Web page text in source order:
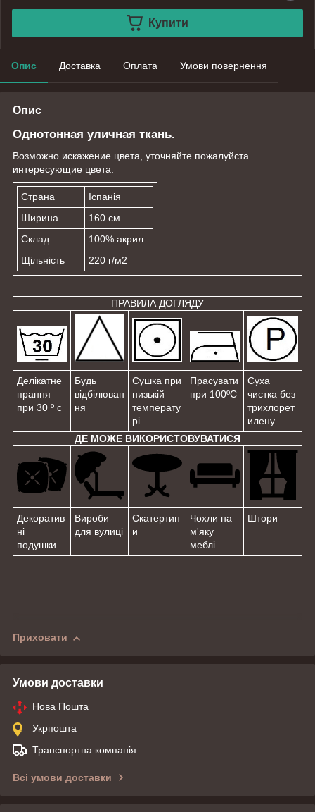
Купити
Опис Доставка Оплата Умови повернення
Опис
Однотонная уличная ткань.
Возможно искажение цвета, уточняйте пожалуйста
интересующие цвета.
Страна
Іспанія
Ширина
160 см
Склад
100% акрил
Щільність
220 г/м2
ПРАВИЛА ДОГЛЯДУ
Делікатне
прання
при 30 º с
Будь
відбілюван
ня
Сушка при
низькій
температу
рі
Прасувати
при 100ºС
Суха
чистка без
трихлорет
илену
ДЕ МОЖЕ ВИКОРИСТОВУВАТИСЯ
Декоратив
ні
подушки
Вироби
для вулиці
Скатертин
и
Чохли на
м'яку
меблі
Штори
Приховати
Умови доставки
Нова Пошта
Укрпошта
Транспортна компанія
Всі умови доставки